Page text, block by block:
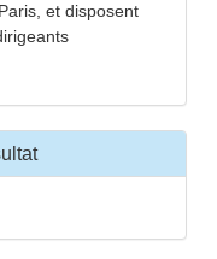
et disposent